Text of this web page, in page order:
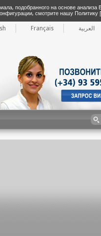
подобранного на основе
смотрите нашу Политику
Français العربية